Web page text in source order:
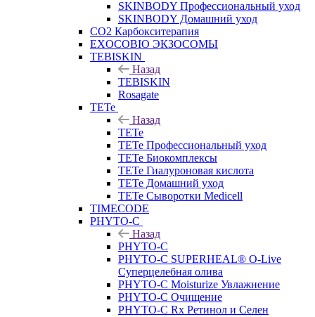
SKINBODY Профессиональный уход
SKINBODY Домашний уход
CO2 Карбокситерапия
EXOCOBIO ЭКЗОСОМЫ
TEBISKIN
Назад
TEBISKIN
Rosagate
TETe
Назад
TETe
TETe Профессиональный уход
TETe Биокомплексы
TETe Гиалуроновая кислота
TETe Домашний уход
TETe Сыворотки Medicell
TIMECODE
PHYTO-C
Назад
PHYTO-C
PHYTO-C SUPERHEAL® O-Live
Суперцелебная олива
PHYTO-C Moisturize Увлажнение
PHYTO-C Очищение
PHYTO-C Rx Ретинол и Селен